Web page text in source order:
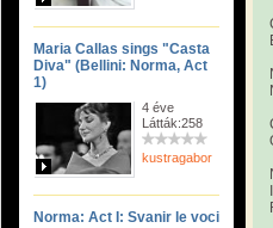
Maria Callas sings "Casta
Diva" (Bellini: Norma, Act
1)
4 éve
Látták:258
kustragabor
Norma: Act I: Svanir le voci